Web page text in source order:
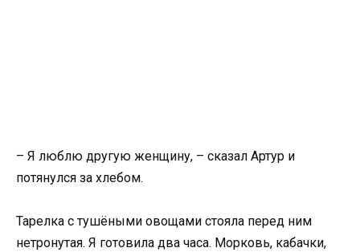
– Я люблю другую женщину, – сказал Артур и
потянулся за хлебом.
Тарелка с тушёными овощами стояла перед ним
нетронутая. Я готовила два часа. Морковь, кабачки,